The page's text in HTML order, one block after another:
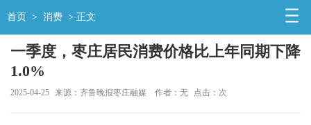
首页 > 消费 > 正文
一季度，枣庄居民消费价格比上年同期下降
1.0%
2025-04-25 来源：齐鲁晚报枣庄融媒 作者：无 点击： 次